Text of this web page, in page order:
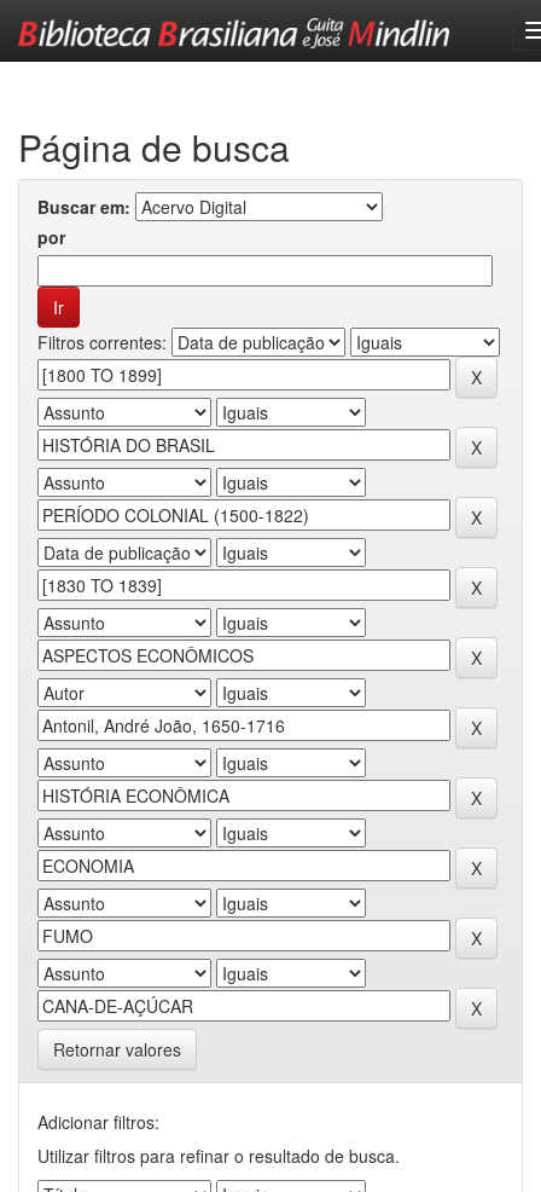
Página de busca
Buscar em:
por
Filtros correntes:
Retornar valores
Adicionar filtros:
Utilizar filtros para refinar o resultado de busca.